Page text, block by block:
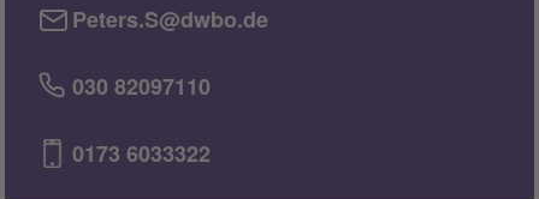
Peters.S@dwbo.de
030 82097110
0173 6033322